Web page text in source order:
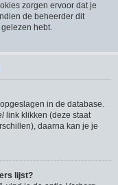
zorgen ervoor dat je
de beheerder dit
hebt.
in de database.
link klikken (deze staat
daarna kan je je
lijst?